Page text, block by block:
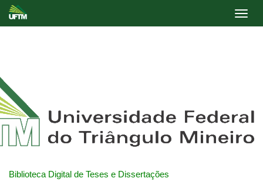
Biblioteca Digital de Teses e Dissertações